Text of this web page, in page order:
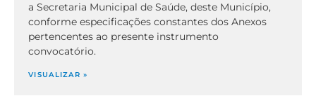
a Secretaria Municipal de Saúde, deste Município,
conforme especificações constantes dos Anexos
pertencentes ao presente instrumento
convocatório.
VISUALIZAR »